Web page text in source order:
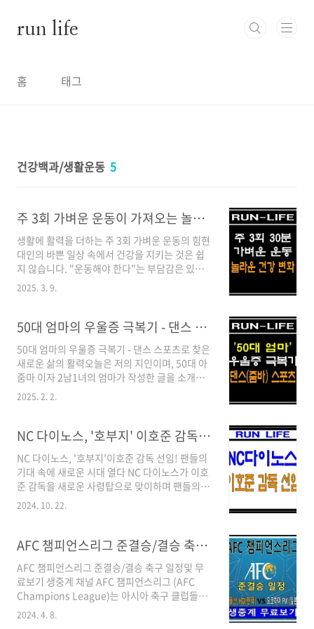
run life
홈 태그
건강백과/생활운동 5
주 3회 가벼운 운동이 가져오는 놀라운 건강 변화
생활에 활력을 더하는 주 3회 가벼운 운동의 힘현
대인의 바쁜 일상 속에서 건강을 지키는 것은 쉽
지 않습니다. "운동해야 한다"는 부담감은 있지
만, 매일 시간을 내기는 어렵죠. 다행히도 최신 연
인 이유 하루 건너 하루, 일주일에 세 번의 운동은
다. 근육이 성장하고 강화되려면 운동 후 충분한
휴식이 필요한데, 주 3회 운동은 이 균형을 완벽
하게 맞춰줍니다. 너무 적게 운동하면 효과가 미
미하고, 너무 자주 하면 오히려 부상 위험이 높아
15분은 주로 탄수화물을 연소하고, 30분..
2025. 3. 9.
50대 엄마의 우울증 극복기 - 댄스 스포츠(줌바)로 찾은 새로운 삶의 활력
50대 엄마의 우울증 극복기 - 댄스 스포츠로 찾은
새로운 삶의 활력오늘은 저의 지인이며, 50대 아
줌마 이자 2남1녀의 엄마가 작성한 글을 소개해
드리려고 합니다. 이분은 댄스 스포츠를 통해 우
이의 허락하에 원본을 최대한 살리고, 소제목 추
가및 약간의 수정을 거쳐서 작성 했습니다. 원본
과 사진은 창피하다고 공개를 거부 하셨습니다...
너무 좋다고 해놓고 사진은 왜???🤔) 잊혀진 나
를 찾아서 - 우울증의 그림자 저는 전업주부로 20
년 넘게 살아왔습니다. 남편과 아이들을 위해 헌
과의 관계도 소원해지면서 공허함과 외로움을 ..
2025. 2. 2.
NC 다이노스, '호부지' 이호준 감독 선임! 새로운 도약 예고
NC 다이노스, '호부지'이호준 감독 선임! 팬들의
기대 속에 새로운 시대 열다 NC 다이노스가 이호
준 감독을 새로운 사령탑으로 맞이하며 팬들의
기대감을 높이고 있습니다. 이호준 감독은 선수
받는 인물입니다. '호부지'이호준 감독은 누구?
한국 프로야구의 베테랑으로, 선수 시절 NC 다이
노스의 주장으로 활약하며 팀에 깊은 애정을 보
여주었습니다.은퇴 후 코치 경험을 통해 지도력
을 인정받았으며, 선수들과의 소통에도 능하다는
평가를 받습니다. 3년 최대 14억, 믿음을 담은 계
2024. 10. 22.
AFC 챔피언스리그 준결승/결승 축구 일정및 무료 중계 보기
AFC 챔피언스리그 준결승/결승 축구 일정및 무
료보기 생중계 채널 AFC 챔피언스리그 (AFC
Champions League)는 아시아 축구 클럽들이
1년에 한번씩 최강을 가리는 축구 대회 입니다.
이번 2023~2024 AFC 챔피언스리그 8강전이 끝
2024. 4. 8.